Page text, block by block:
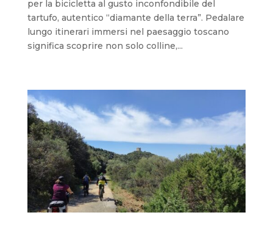
per la bicicletta al gusto inconfondibile del
tartufo, autentico “diamante della terra”. Pedalare
lungo itinerari immersi nel paesaggio toscano
significa scoprire non solo colline,...